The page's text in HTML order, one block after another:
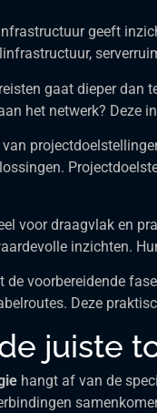
geeft
gaat dieper dan
het netwerk?
voor draagvlak en
inzichten.
de voorbereidende
Deze
juiste
hangt af van de